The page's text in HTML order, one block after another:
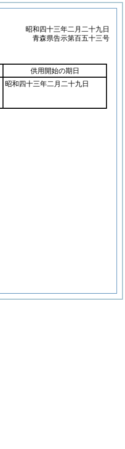
昭和四十三年二月二十九日
青森県告示第百五十三号
供用開始の期日
昭和四十三年二月二十九日